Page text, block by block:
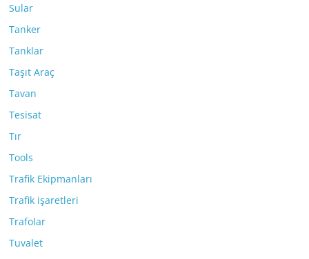
Sular
Tanker
Tanklar
Taşıt Araç
Tavan
Tesisat
Tır
Tools
Trafik Ekipmanları
Trafik işaretleri
Trafolar
Tuvalet